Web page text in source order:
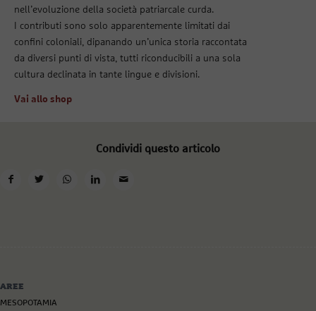
nell’evoluzione della società patriarcale curda.
I contributi sono solo apparentemente limitati dai
confini coloniali, dipanando un’unica storia raccontata
da diversi punti di vista, tutti riconducibili a una sola
cultura declinata in tante lingue e divisioni.
Vai allo shop
Condividi questo articolo
AREE
MESOPOTAMIA